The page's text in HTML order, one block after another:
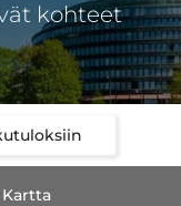
kohteet
Kartta